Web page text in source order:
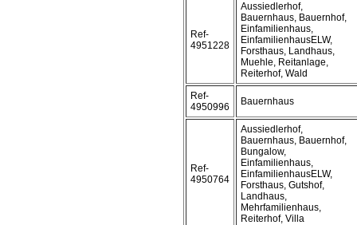
Ref-
4951228
Aussiedlerhof,
Bauernhaus, Bauernhof,
Einfamilienhaus,
EinfamilienhausELW,
Forsthaus, Landhaus,
Muehle, Reitanlage,
Reiterhof, Wald
Ref-
4950996
Bauernhaus
Ref-
4950764
Aussiedlerhof,
Bauernhaus, Bauernhof,
Bungalow,
Einfamilienhaus,
EinfamilienhausELW,
Forsthaus, Gutshof,
Landhaus,
Mehrfamilienhaus,
Reiterhof, Villa